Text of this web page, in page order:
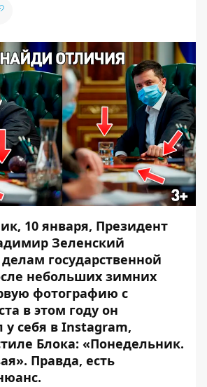
10 января, Президент
Зеленский
государственной
небольших зимних
фотографию с
в этом году он
у себя в Instagram,
Блока: «Понедельник.
Правда, есть